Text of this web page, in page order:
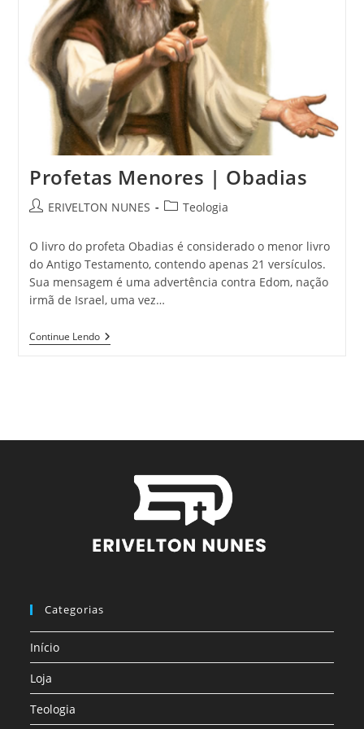
Profetas Menores | Obadias
ERIVELTON NUNES Teologia
O livro do profeta Obadias é considerado o menor livro
do Antigo Testamento, contendo apenas 21 versículos.
Sua mensagem é uma advertência contra Edom, nação
irmã de Israel, uma vez…
Continue Lendo
Categorias
Início
Loja
Teologia